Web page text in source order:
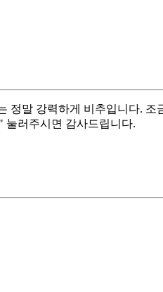
정말 강력하게 비추입니다.
눌러주시면 감사드립니다.